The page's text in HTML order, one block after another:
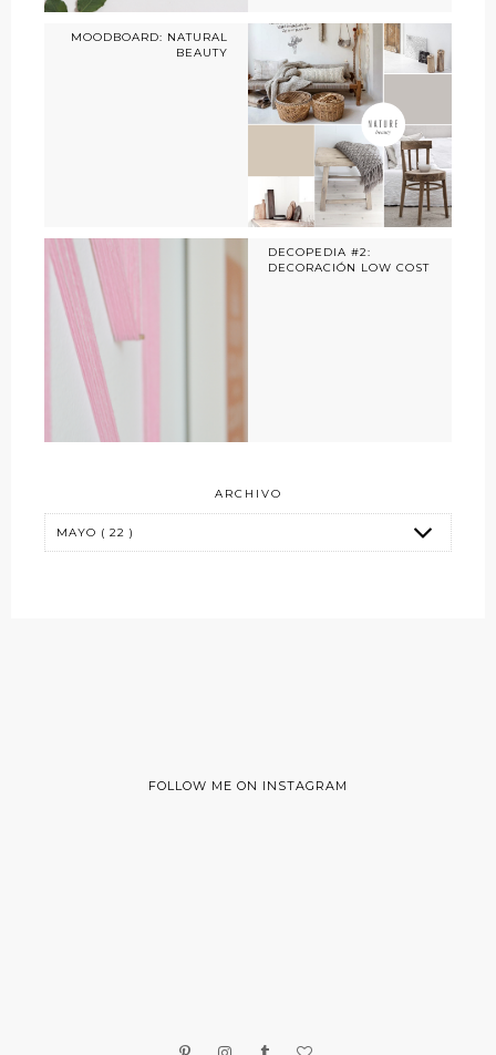
MOODBOARD: NATURAL
BEAUTY
DECOPEDIA #2:
DECORACIÓN LOW COST
ARCHIVO
FOLLOW ME ON INSTAGRAM